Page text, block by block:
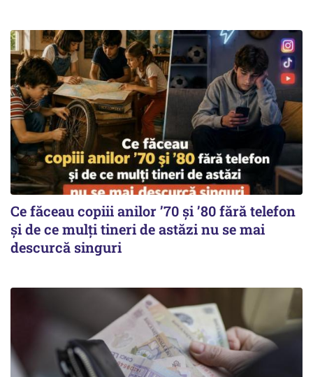
Ce făceau copiii anilor ’70 și ’80 fără telefon
și de ce mulți tineri de astăzi nu se mai
descurcă singuri